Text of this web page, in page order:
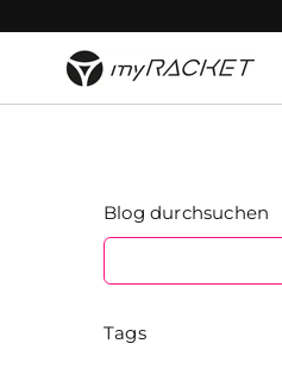
MYRACKET
Blog durchsuchen
Tags